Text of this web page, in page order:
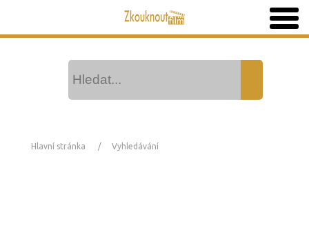
Hlavní stránka Vyhledávání